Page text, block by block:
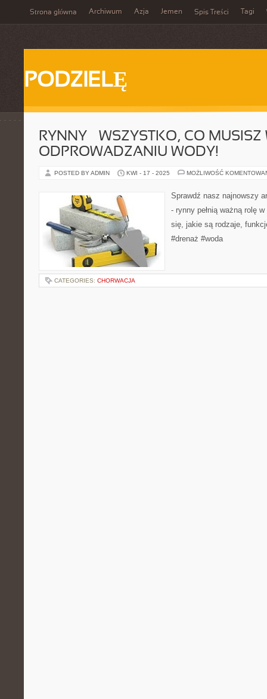
Strona główna Archiwum Azja Jemen Spis Treści Tagi
PODZIELĘ
RYNNY – WSZYSTKO, CO MUSISZ
ODPROWADZANIU WODY!
POSTED BY ADMIN KWI - 17 - 2025 MOŻLIWOŚĆ
Sprawdź nasz najnowszy
- rynny pełnią ważną rolę
się, jakie są rodzaje,
#drenaż #woda
CATEGORIES: CHORWACJA